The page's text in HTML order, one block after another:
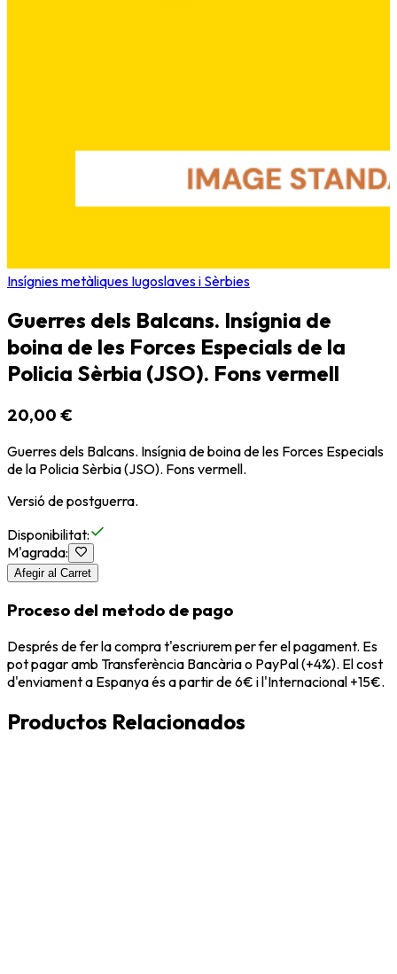
Insígnies metàliques Iugoslaves i Sèrbies
Guerres dels Balcans. Insígnia de
boina de les Forces Especials de la
Policia Sèrbia (JSO). Fons vermell
20,00 €
Guerres dels Balcans. Insígnia de boina de les Forces Especials
de la Policia Sèrbia (JSO). Fons vermell.
Versió de postguerra.
Disponibilitat:
M'agrada:
Afegir al Carret
Proceso del metodo de pago
Després de fer la compra t'escriurem per fer el pagament. Es
pot pagar amb Transferència Bancària o PayPal (+4%). El cost
d'enviament a Espanya és a partir de 6€ i l'Internacional +15€.
Productos Relacionados